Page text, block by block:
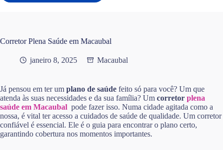
Corretor Plena Saúde em Macaubal
janeiro 8, 2025 Macaubal
Já pensou em ter um plano de saúde feito só para você? Um que
atenda às suas necessidades e da sua família? Um corretor plena
saúde em Macaubal pode fazer isso. Numa cidade agitada como a
nossa, é vital ter acesso a cuidados de saúde de qualidade. Um corretor
confiável é essencial. Ele é o guia para encontrar o plano certo,
garantindo cobertura nos momentos importantes.